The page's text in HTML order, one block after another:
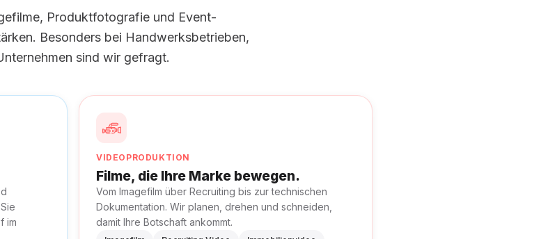
Produktfotografie und Event-
Besonders bei Handwerksbetrieben,
sind wir gefragt.
im
VIDEOPRODUKTION
Filme, die Ihre Marke bewegen.
Vom Imagefilm über Recruiting bis zur technischen
Dokumentation. Wir planen, drehen und schneiden,
damit Ihre Botschaft ankommt.